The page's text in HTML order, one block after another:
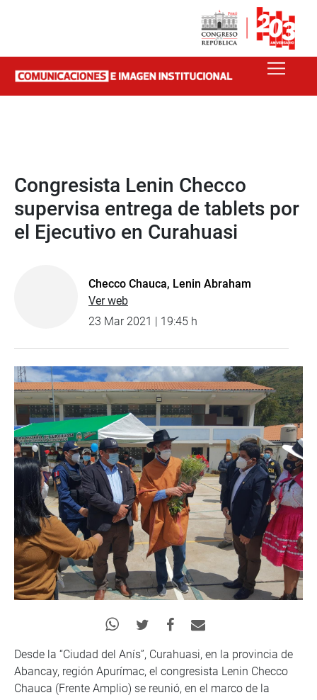
Congresista Lenin Checco
supervisa entrega de tablets por
el Ejecutivo en Curahuasi
Checco Chauca, Lenin Abraham
Ver web
23 Mar 2021 | 19:45 h
Desde la “Ciudad del Anís”, Curahuasi, en la provincia de
Abancay, región Apurímac, el congresista Lenin Checco
Chauca (Frente Amplio) se reunió, en el marco de la